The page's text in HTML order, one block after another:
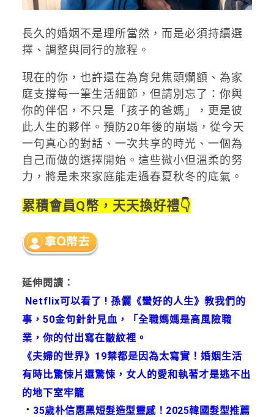
長久的婚姻不是理所當然，而是必須持續選
擇、調整與同行的旅程。
現在的你，也許還在為育兒焦頭爛額、為家
庭支撐每一筆生活細節，但請別忘了：你與
你的伴侶，不只是「孩子的爸媽」，更是彼
此人生的夥伴。預防20年後的崩塌，從今天
一句真心的對話、一次共享的時光、一個為
自己而做的選擇開始。這些微小但溫柔的努
力，將是未來家庭能走過春夏秋冬的底氣。
累積會員Q幣，天天換好禮👇
延伸閱讀：
Netflix可以看了 ! 孫儷《蠻好的人生》教我們的
事，50金句針針見血，「全職媽媽是高風險職
業，你的付出寫在皺紋裡。
《夫婦的世界》19禁都是因為太寫實！婚姻生活
有時比驚悚片還驚悚，女人的愛和執著才是逃不出
的地下室牢籠
． 35歲朴信惠黑短髮造型靈感！2025韓國髮型推薦